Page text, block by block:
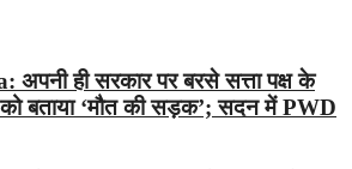
ही सरकार पर बरसे सत्ता पक्ष के
बताया ‘मौत की सड़क’; सदन में PWD